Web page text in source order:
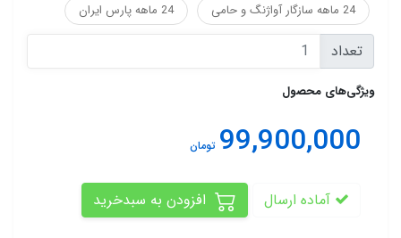
24 ماهه سازگار آواژنگ و حامی
24 ماهه پارس ایران
تعداد
ویژگی‌های محصول
99,900,000 تومان
آماده ارسال